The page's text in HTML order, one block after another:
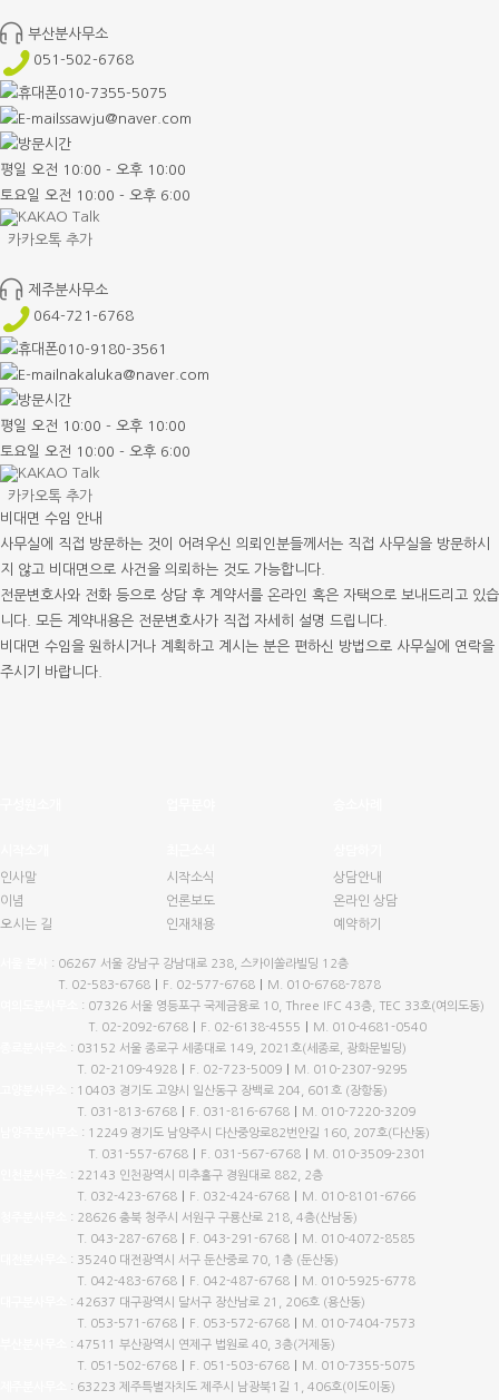
부산분사무소
051-502-6768
010-7355-5075
ssawju@naver.com
평일 오전 10:00 - 오후 10:00
토요일 오전 10:00 - 오후 6:00
카카오톡 추가
제주분사무소
064-721-6768
010-9180-3561
nakaluka@naver.com
평일 오전 10:00 - 오후 10:00
토요일 오전 10:00 - 오후 6:00
카카오톡 추가
비대면 수임 안내
사무실에 직접 방문하는 것이 어려우신 의뢰인분들께서는 직접 사무실을 방문하시
지 않고 비대면으로 사건을 의뢰하는 것도 가능합니다.
전문변호사와 전화 등으로 상담 후 계약서를 온라인 혹은 자택으로 보내드리고 있습
니다. 모든 계약내용은 전문변호사가 직접 자세히 설명 드립니다.
비대면 수임을 원하시거나 계획하고 계시는 분은 편하신 방법으로 사무실에 연락을
주시기 바랍니다.
인사말
이념
오시는 길
시작소식
언론보도
인재채용
상담안내
온라인 상담
예약하기
: 06267 서울 강남구 강남대로 238, 스카이쏠라빌딩 12층
T. 02-583-6768 F. 02-577-6768 M. 010-6768-7878
: 07326 서울 영등포구 국제금융로 10, Three IFC 43층, TEC 33호(여의도동)
T. 02-2092-6768 F. 02-6138-4555 M. 010-4681-0540
: 03152 서울 종로구 세종대로 149, 2021호(세종로, 광화문빌딩)
T. 02-2109-4928 F. 02-723-5009 M. 010-2307-9295
: 10403 경기도 고양시 일산동구 장백로 204, 601호 (장항동)
T. 031-813-6768 F. 031-816-6768 M. 010-7220-3209
: 12249 경기도 남양주시 다산중앙로82번안길 160, 207호(다산동)
T. 031-557-6768 F. 031-567-6768 M. 010-3509-2301
: 22143 인천광역시 미추홀구 경원대로 882, 2층
T. 032-423-6768 F. 032-424-6768 M. 010-8101-6766
: 28626 충북 청주시 서원구 구룡산로 218, 4층(산남동)
T. 043-287-6768 F. 043-291-6768 M. 010-4072-8585
: 35240 대전광역시 서구 둔산중로 70, 1층 (둔산동)
T. 042-483-6768 F. 042-487-6768 M. 010-5925-6778
: 42637 대구광역시 달서구 장산남로 21, 206호 (용산동)
T. 053-571-6768 F. 053-572-6768 M. 010-7404-7573
: 47511 부산광역시 연제구 법원로 40, 3층(거제동)
T. 051-502-6768 F. 051-503-6768 M. 010-7355-5075
: 63223 제주특별자치도 제주시 남광북1길 1, 406호(이도이동)